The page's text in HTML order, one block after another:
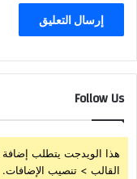
Follow Us
هذا الويدجت يتطلب إضافة
القالب > تنصيب الإضافات.